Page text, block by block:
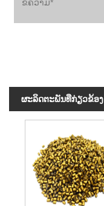
ຜະ​ລິດ​ຕະ​ພັນ​ທີ່​ກ່ຽວ​ຂ້ອງ